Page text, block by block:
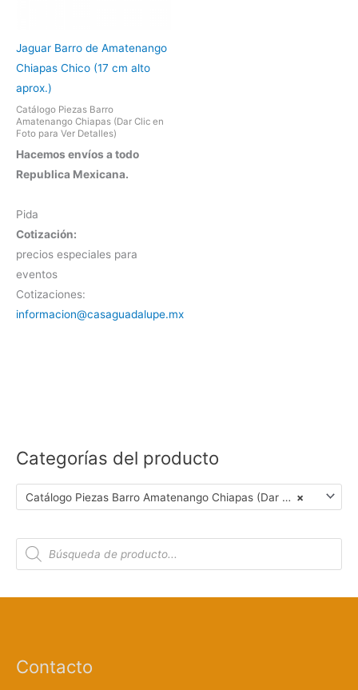
Jaguar Barro de Amatenango
Chiapas Chico (17 cm alto
aprox.)
Catálogo Piezas Barro
Amatenango Chiapas (Dar Clic en
Foto para Ver Detalles)
Hacemos envíos a todo
Republica Mexicana.
Pida
Cotización:
precios especiales para
eventos
Cotizaciones:
informacion@casaguadalupe.mx
Categorías del producto
×
Catálogo Piezas Barro Amatenango Chiapas (Dar Clic en Foto para Ver Detalles)
B
q
o
d
Contacto